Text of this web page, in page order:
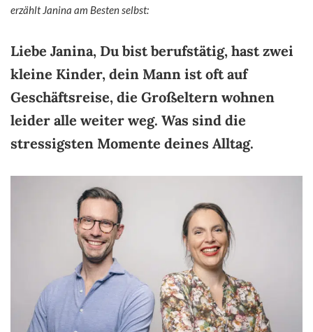
erzählt Janina am Besten selbst:
Liebe Janina, Du bist berufstätig, hast zwei
kleine Kinder, dein Mann ist oft auf
Geschäftsreise, die Großeltern wohnen
leider alle weiter weg. Was sind die
stressigsten Momente deines Alltag.